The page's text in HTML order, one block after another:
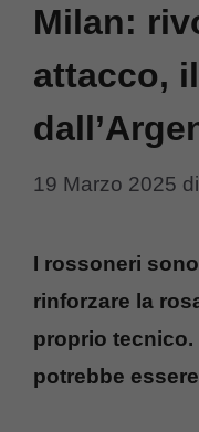
Milan:
attacco,
19 Marzo 2025 di
I rossoneri
rinforzare la
proprio
potrebbe